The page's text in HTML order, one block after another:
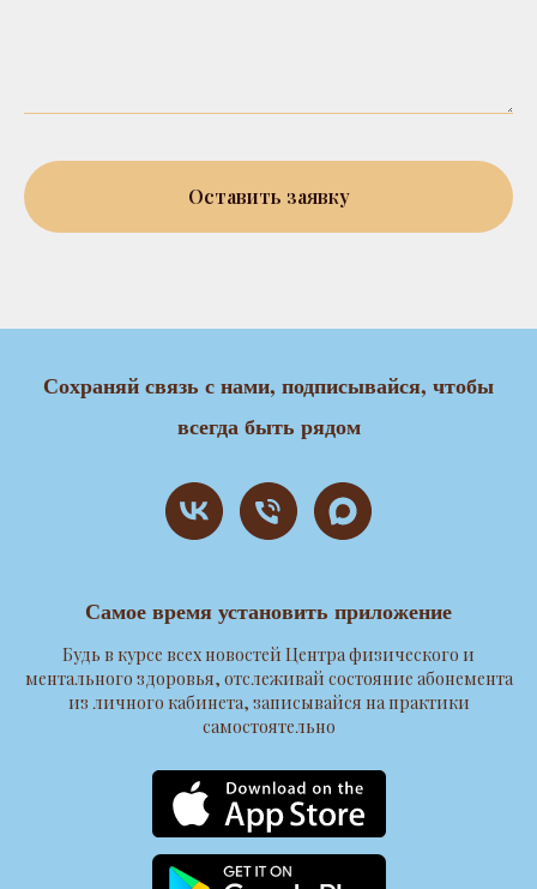
Оставить заявку
Сохраняй связь с нами, подписывайся, чтобы
всегда быть рядом
Самое время установить приложение
Будь в курсе всех новостей Центра физического и
ментального здоровья, отслеживай состояние абонемента
из личного кабинета, записывайся на практики
самостоятельно